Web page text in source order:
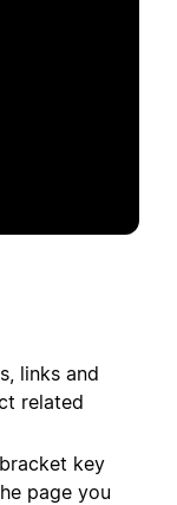
links and
related
key
page you